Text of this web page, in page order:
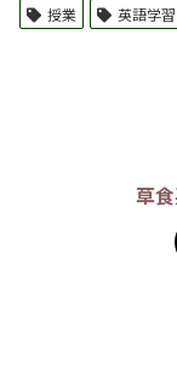
授業
英語学習
草